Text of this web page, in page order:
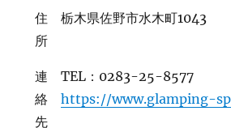
住
所
栃木県佐野市水木町1043
連
絡
先
TEL：0283-25-8577
https://www.glamping-